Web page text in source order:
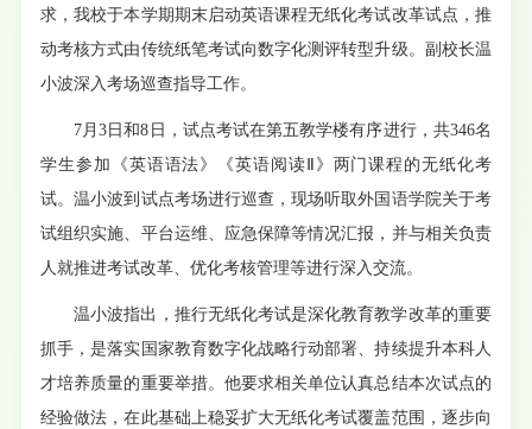
求，我校于本学期期末启动英语课程无纸化考试改革试点，推
动考核方式由传统纸笔考试向数字化测评转型升级。副校长温
小波深入考场巡查指导工作。
7月3日和8日，试点考试在第五教学楼有序进行，共346名
学生参加《英语语法》《英语阅读Ⅱ》两门课程的无纸化考
试。温小波到试点考场进行巡查，现场听取外国语学院关于考
试组织实施、平台运维、应急保障等情况汇报，并与相关负责
人就推进考试改革、优化考核管理等进行深入交流。
温小波指出，推行无纸化考试是深化教育教学改革的重要
抓手，是落实国家教育数字化战略行动部署、持续提升本科人
才培养质量的重要举措。他要求相关单位认真总结本次试点的
经验做法，在此基础上稳妥扩大无纸化考试覆盖范围，逐步向